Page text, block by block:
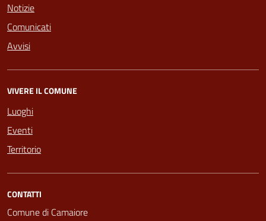
Notizie
Comunicati
Avvisi
VIVERE IL COMUNE
Luoghi
Eventi
Territorio
CONTATTI
Comune di Camaiore